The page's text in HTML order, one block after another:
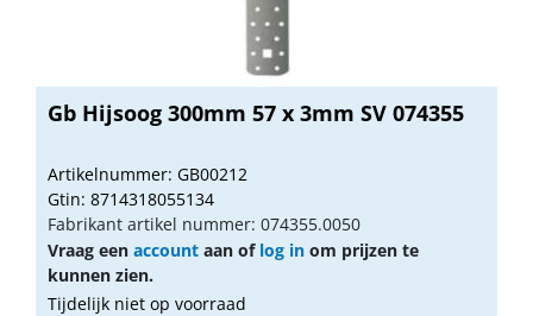
Gb Hijsoog 300mm 57 x 3mm SV 074355
Artikelnummer: GB00212
Gtin: 8714318055134
Fabrikant artikel nummer: 074355.0050
Vraag een account aan of log in om prijzen te
kunnen zien.
Tijdelijk niet op voorraad